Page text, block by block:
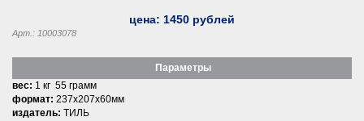
цена: 1450 рублей
Арт.: 10003078
Параметры
вес: 1 кг 55 грамм
формат: 237x207x60мм
издатель: ТИЛЬ